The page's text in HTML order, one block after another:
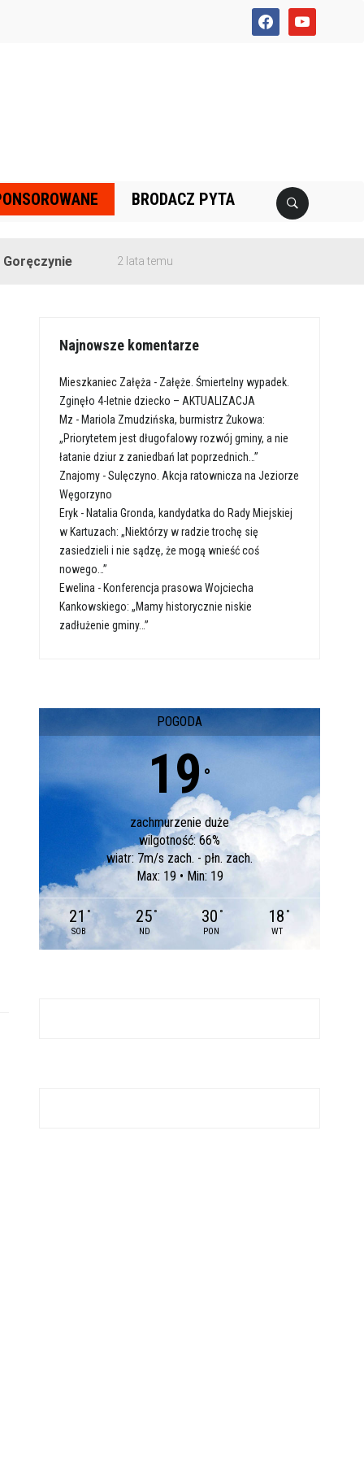
facebookyoutube
BRODACZ PYTA
2 lata temu
Najnowsze komentarze
Mieszkaniec Załęża - Załęże. Śmiertelny wypadek.
Zginęło 4-letnie dziecko – AKTUALIZACJA
Mz - Mariola Zmudzińska, burmistrz Żukowa:
„Priorytetem jest długofalowy rozwój gminy, a nie
łatanie dziur z zaniedbań lat poprzednich…”
Znajomy -Sulęczyno. Akcja ratownicza na Jeziorze
Węgorzyno
Eryk - Natalia Gronda, kandydatka do Rady Miejskiej
w Kartuzach: „Niektórzy w radzie trochę się
zasiedzieli i nie sądzę, że mogą wnieść coś
nowego…”
Ewelina - Konferencja prasowa Wojciecha
Kankowskiego: „Mamy historycznie niskie
zadłużenie gminy…”
POGODA
19 °
zachmurzenie duże
wilgotność: 66%
wiatr: 7m/s zach. - płn. zach.
Max: 19 • Min: 19
21 °
SOB
25 °
ND
30 °
PON
18 °
WT